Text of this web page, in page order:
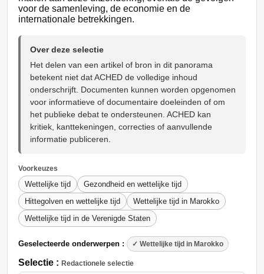
voor de samenleving, de economie en de
internationale betrekkingen.
Over deze selectie
Het delen van een artikel of bron in dit panorama
betekent niet dat ACHED de volledige inhoud
onderschrijft. Documenten kunnen worden opgenomen
voor informatieve of documentaire doeleinden of om
het publieke debat te ondersteunen. ACHED kan
kritiek, kanttekeningen, correcties of aanvullende
informatie publiceren.
Voorkeuzes
Wettelijke tijd
Gezondheid en wettelijke tijd
Hittegolven en wettelijke tijd
Wettelijke tijd in Marokko
Wettelijke tijd in de Verenigde Staten
Geselecteerde onderwerpen : ✓ Wettelijke tijd in Marokko
Selectie : Redactionele selectie